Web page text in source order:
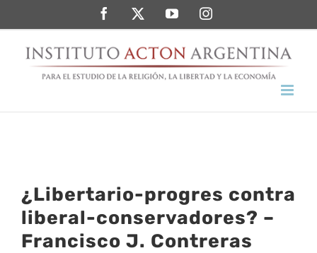
al
contenido
FacebookTwitterYouTubeInstagram
¿Libertario-progres contra
liberal-conservadores? –
Francisco J. Contreras